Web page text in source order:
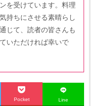
を受けています。料理
持ちにさせる素晴らし
じて、読者の皆さんも
いただければ幸いで
Pocket Line